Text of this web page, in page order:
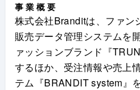
事業概要
株式会社Branditは、ファン
販売データ管理システムを
ァッションブランド『
するほか、受注情報や売上
テム『BRANDIT system』を